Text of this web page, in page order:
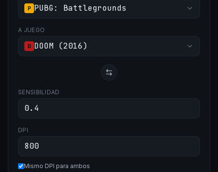
P PUBG: Battlegrounds
A JUEGO
D DOOM (2016)
SENSIBILIDAD
DPI
Mismo DPI para ambos